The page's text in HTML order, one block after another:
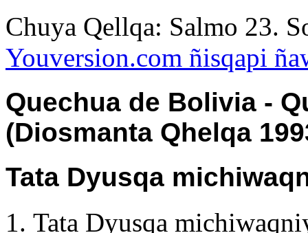
Chuya Qellqa: Salmo 23.
Youversion.com ñisqapi
Quechua de Bolivia -
(Diosmanta Qhelqa
Tata Dyusqa
Tata Dyusqa